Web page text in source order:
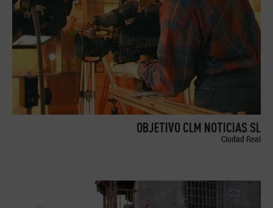
OBJETIVO CLM NOTICIAS SL
Ciudad Real